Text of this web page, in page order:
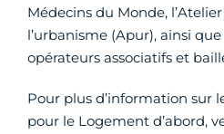
Médecins du Monde,
l’urbanisme (Apur), ainsi
opérateurs associatifs et
Pour plus d’information sur
pour le Logement d’abord,